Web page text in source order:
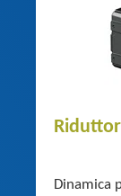
Dinamica